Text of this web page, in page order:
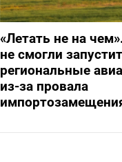
«Летать не на
не смогли
региональные
из-за провала